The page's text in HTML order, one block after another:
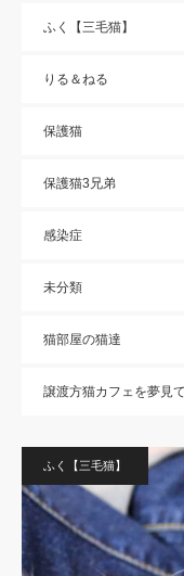
ふく【三毛猫】
りる＆ねる
保護猫
保護猫3兄弟
感染症
未分類
猫部屋の猫達
譲渡方猫カフェを夢見て
ふく【三毛猫】